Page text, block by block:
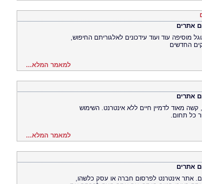
אתרים
מוסיפה עוד ועוד עידכונים לאלגוריתם החיפוש,
החדשים
למאמר המלא...
אתרים
קשה מאוד לדמיין חיים ללא אינטרנט. השימוש
כל תחום.
למאמר המלא...
אתרים
אתר אינטרנט לפרסום חברה או עסק כלשהו,